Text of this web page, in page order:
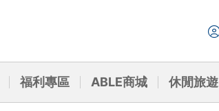
福利專區 ABLE商城 休閒旅遊